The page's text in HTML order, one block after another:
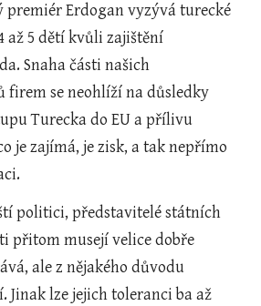
Erdogan vyzývá turecké
až 5 dětí kvůli zajištění
Snaha části našich
firem se neohlíží na důsledky
Turecka do EU a přílivu
je zajímá, je zisk, a tak nepřímo
politici, představitelé státních
přitom musejí velice dobře
ale z nějakého důvodu
Jinak lze jejich toleranci ba až